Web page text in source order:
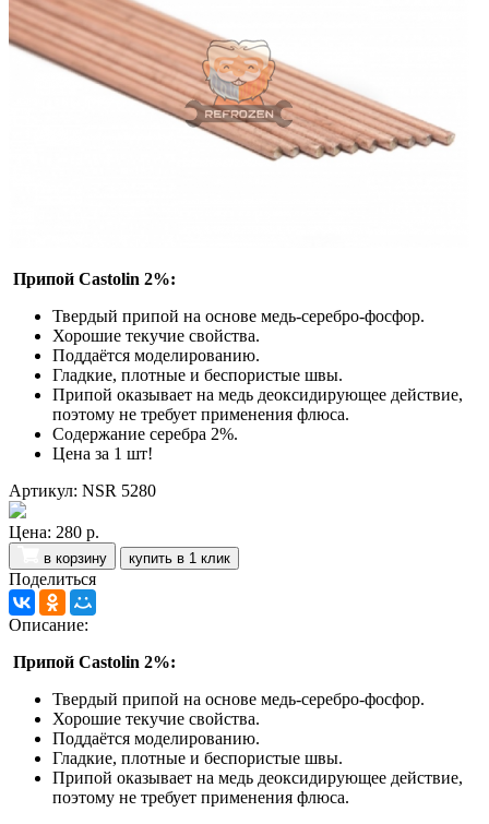
Припой Castolin 2%:
Твердый припой на основе медь-серебро-фосфор.
Хорошие текучие свойства.
Поддаётся моделированию.
Гладкие, плотные и беспористые швы.
Припой оказывает на медь деоксидирующее действие,
поэтому не требует применения флюса.
Содержание серебра 2%.
Цена за 1 шт!
Артикул: NSR 5280
Цена: 280 р.
в корзину купить в 1 клик
Поделиться
Описание:
Припой Castolin 2%:
Твердый припой на основе медь-серебро-фосфор.
Хорошие текучие свойства.
Поддаётся моделированию.
Гладкие, плотные и беспористые швы.
Припой оказывает на медь деоксидирующее действие,
поэтому не требует применения флюса.